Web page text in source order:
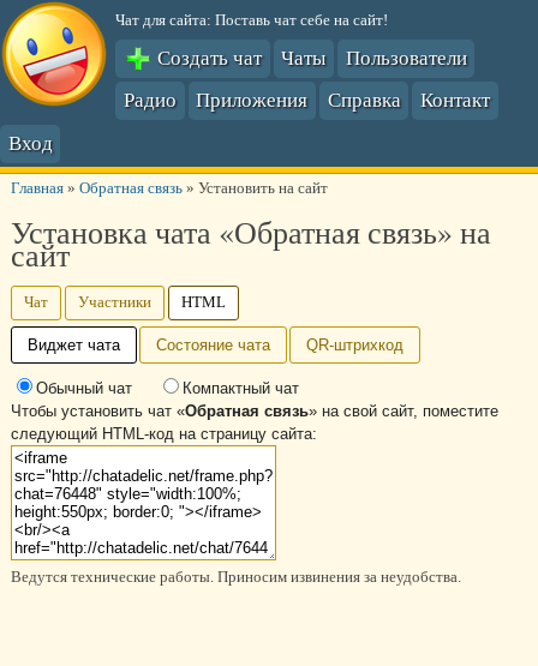
Чат для сайта: Поставь чат себе на сайт!
Создать чат Чаты
Пользователи
Радио
Приложения Справка
Контакт
Вход
Главная» Обратная связь» Установить на сайт
Установка чата «Обратная связь» на
сайт
Чат Участники HTML
Виджет чата Состояние чата QR-штрихкод
Обычный чат
Компактный чат
Чтобы установить чат «Обратная связь» на свой сайт, поместите
следующий HTML-код на страницу сайта: